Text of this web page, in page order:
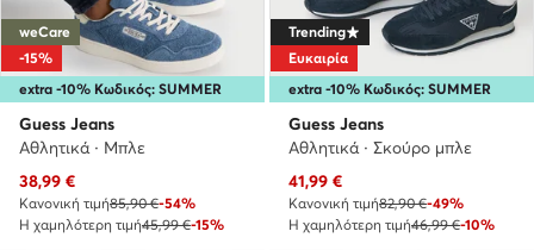
extra -10% Κωδικός: SUMMER
weCare
-15%
Guess Jeans
Αθλητικά · Μπλε
Τρέχουσα τιμή
38,99 €
Κανονική τιμή85,90 €-54%
Η χαμηλότερη τιμή45,99 €-15%
extra -10% Κωδικός: SUMMER
Trending
Ευκαιρία
Guess Jeans
Αθλητικά · Σκούρο μπλε
Τρέχουσα τιμή
41,99 €
Κανονική τιμή82,90 €-49%
Η χαμηλότερη τιμή46,99 €-10%